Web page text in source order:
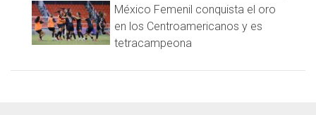
México Femenil conquista el oro
en los Centroamericanos y es
tetracampeona